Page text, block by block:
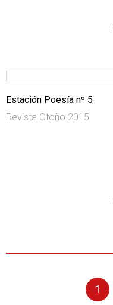
Estación Poesía nº 5
Revista Otoño 2015
1